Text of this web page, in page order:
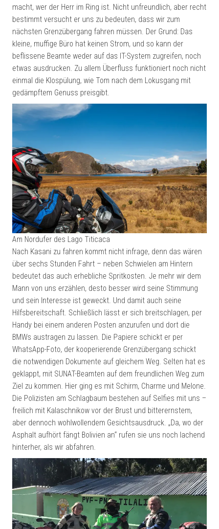
macht, wer der Herr im Ring ist. Nicht unfreundlich, aber recht
bestimmt versucht er uns zu bedeuten, dass wir zum
nächsten Grenzübergang fahren müssen. Der Grund: Das
kleine, muffige Büro hat keinen Strom, und so kann der
beflissene Beamte weder auf das IT-System zugreifen, noch
etwas ausdrucken. Zu allem Überfluss funktioniert noch nicht
einmal die Klospülung, wie Tom nach dem Lokusgang mit
gedämpftem Genuss preisgibt.
Am Nordufer des Lago Titicaca
Nach Kasani zu fahren kommt nicht infrage, denn das wären
über sechs Stunden Fahrt – neben Schwielen am Hintern
bedeutet das auch erhebliche Spritkosten. Je mehr wir dem
Mann von uns erzählen, desto besser wird seine Stimmung
und sein Interesse ist geweckt. Und damit auch seine
Hilfsbereitschaft. Schließlich lässt er sich breitschlagen, per
Handy bei einem anderen Posten anzurufen und dort die
BMWs austragen zu lassen. Die Papiere schickt er per
WhatsApp-Foto, der kooperierende Grenzübergang schickt
die notwendigen Dokumente auf gleichem Weg. Selten hat es
geklappt, mit SUNAT-Beamten auf dem freundlichen Weg zum
Ziel zu kommen. Hier ging es mit Schirm, Charme und Melone.
Die Polizisten am Schlagbaum bestehen auf Selfies mit uns –
freilich mit Kalaschnikow vor der Brust und bitterernstem,
aber dennoch wohlwollendem Gesichtsausdruck. „Da, wo der
Asphalt aufhört fängt Bolivien an“ rufen sie uns noch lachend
hinterher, als wir abfahren.